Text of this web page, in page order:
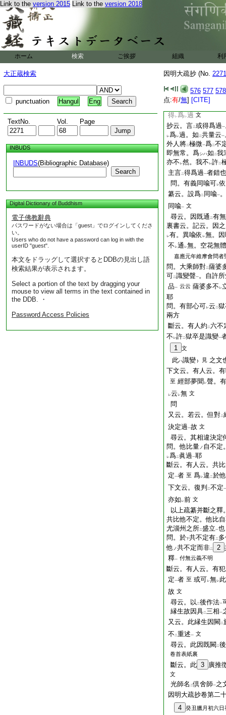
Link to the version 2015 Link to the version 2018
ホーム 検索 ご挨拶 組織 利
大正蔵検索
punctuation Hangul Eng
TextNo. Vol. Page
INBUDS
INBUDS(Bibliographic Database)
Search
Digital Dictionary of Buddhism
電子佛教辭典
パスワードがない場合は「guest」でログインしてくださ
い。
Users who do not have a password can log in with the
userID "guest".
本文をドラッグして選択するとDDBの見出し語
検索結果が表示されます。
Select a portion of the text by dragging your
mouse to view all terms in the text contained in
the DDB. ・
Password Access Policies
因明大疏抄 (No.
576 577 578
点:有/無] [CITE]
。皆爲 過者。
過。何云下 成
云 爾。意宗
成 過言也。
量中共比量
問
破二 相違決定 一
云。
問。共比量他不定
纂云。又云。共量
得レ 爲 レ過 文
抄云。言二或得爲過一
レ爲レ過。如 二共量云一
外人將二極微一爲二不
即無常。爲シハ如 二我
亦不 レ然。我不 レ許二
主言二得爲過一者錯也
問。有義同喩可レ依
纂云。設爲二 同喩一
同喩一 文
尋云。因既通 二有
裏書云。記云。因
レ有。異喩依 レ無。
不 レ通 レ無。空花無
嘉應元年維摩會問者
問。大乘師對二薩婆
可二識變聲一。自許
品一 云云 薩婆多不 レ
耶
問。有部心可レ云 二
兩方
斷云。有人約 二六不
不 レ許二獄卒是識變一
1
文
此ハ識變 ト 見 之文
下文云。有人云。
至 經部夢聞 レ聲。
レ云 レ無 文
問
又云。若云。但對二
決定過一故 文
尋云。其相違決定
問。他比量ノ 自不定
レ爲二 眞過一耶
斷云。有人云。共
定一者 至 爲レ違 二於他
下文云。復判
二不定一
亦如 レ前 文
以上疏纂并斷之釋
共比他不定。他比
尤淄州之所二盛立一也
問。於下共不定有二
他 ノ共不定而非二 2
釋一 付無云義不明
斷云。有人云。有犯
定一者 至 或可レ無レ
故 文
尋云。以 二後作法一
縁生故因具二三相一
又云。此縁生因闕 二
不 二重述一 文
尋云。此因既闕 二
卷首表紙裏
斷云。此 3 廣推
文
光師名 二倶舍師一之
因明大疏抄卷第二
4
癸丑臘月初六